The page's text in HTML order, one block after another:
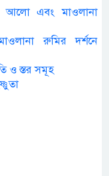
আলো এবং মাওলানা
রুমির দর্শনে
ও স্তর সমূহ